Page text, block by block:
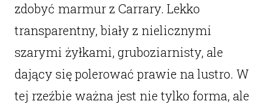
zdobyć marmur z Carrary. Lekko
transparentny, biały z nielicznymi
szarymi żyłkami, gruboziarnisty, ale
dający się polerować prawie na lustro. W
tej rzeźbie ważna jest nie tylko forma, ale